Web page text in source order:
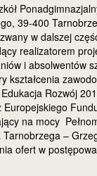
39-400
w dalszej
realizatorem
i absolwentów
kształcenia
Rozwój
Europejskiego
na mocy
–
ofert w